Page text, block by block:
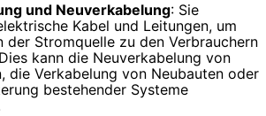
und Neuverkabelung: Sie
Kabel und Leitungen, um
der Stromquelle zu den Verbrauchern
kann die Neuverkabelung von
die Verkabelung von Neubauten oder
bestehender Systeme